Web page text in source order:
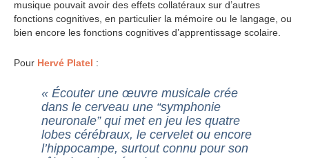
musique pouvait avoir des effets collatéraux sur d’autres
fonctions cognitives, en particulier la mémoire ou le langage, ou
bien encore les fonctions cognitives d’apprentissage scolaire.
Pour Hervé Platel :
« Écouter une œuvre musicale crée
dans le cerveau une “symphonie
neuronale” qui met en jeu les quatre
lobes cérébraux, le cervelet ou encore
l’hippocampe, surtout connu pour son